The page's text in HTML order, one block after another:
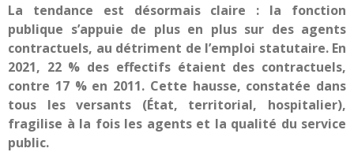
La tendance est désormais claire : la fonction
publique s’appuie de plus en plus sur des agents
contractuels, au détriment de l’emploi statutaire. En
2021, 22 % des effectifs étaient des contractuels,
contre 17 % en 2011. Cette hausse, constatée dans
tous les versants (État, territorial, hospitalier),
fragilise à la fois les agents et la qualité du service
public.